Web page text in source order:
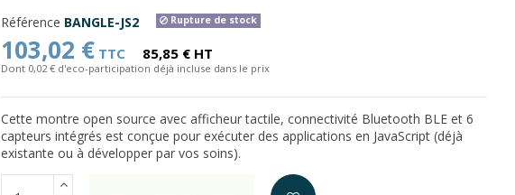
Référence BANGLE-JS2 Rupture de stock
103,02 € TTC 85,85 € HT
Dont 0,02 € d'eco-participation déjà incluse dans le prix
Cette montre open source avec afficheur tactile, connectivité Bluetooth BLE et 6
capteurs intégrés est conçue pour exécuter des applications en JavaScript (déjà
existante ou à développer par vos soins).